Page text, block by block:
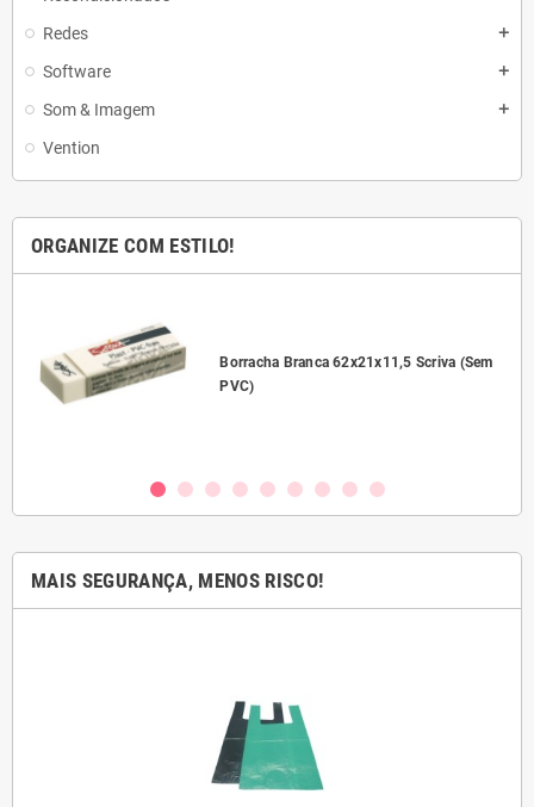
Redes add
Software add
Som & Imagem add
Vention
ORGANIZE COM ESTILO!
Borracha Branca 62x21x11,5 Scriva (Sem
PVC)
MAIS SEGURANÇA, MENOS RISCO!